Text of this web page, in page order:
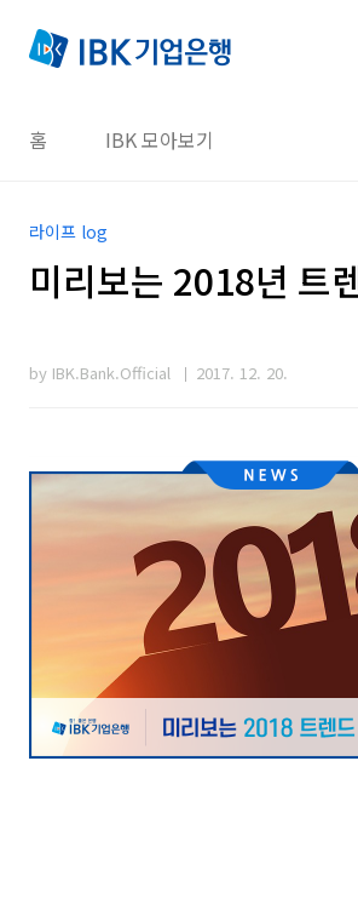
홈 IBK 모아보기
라이프 log
미리보는 2018년 트
by IBK.Bank.Official 2017. 12. 20.